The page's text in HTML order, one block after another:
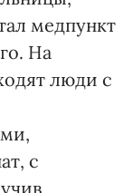
медпункт
На
люди с
с